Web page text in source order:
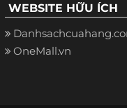
WEBSITE HỮU ÍCH
OneMall.vn